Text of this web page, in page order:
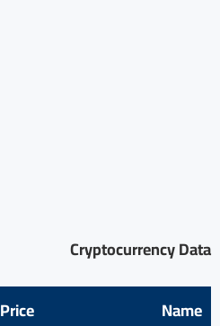
Cryptocurrency Data
Name
Price